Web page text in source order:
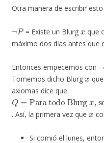
Otra manera de escribir esto
P
= Existe un Blurg
que
máximo dos días antes que
Entonces empecemos con
Tomemos dicho Blurg
x
axiomas dice que
Q=
Para todo Blurgx
, se tiene quex
come exactamente los lunes y los viernes
. Así, la primera vez que
x
Si comió el lunes,